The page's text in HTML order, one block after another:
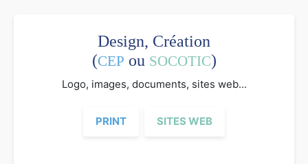
Design, Création
(CEP ou SOCOTIC)
Logo, images, documents, sites web...
PRINT SITES WEB